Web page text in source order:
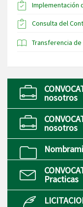
Implementación
Consulta del
Transferencia
nosotros
nosotros
Practicas